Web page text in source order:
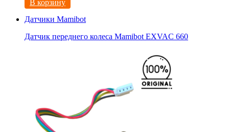
В корзину
Датчики Mamibot
Датчик переднего колеса Mamibot EXVAC 660